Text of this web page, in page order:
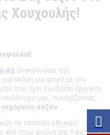
Χουχουλής!
ΑΣ ανακοινώνει την
για ακόμη μια φορά με τον
που έχει συνδέσει άρρηκτα
συλλόγου μας, συνεχίζοντας
σεζόν.
σε επίπεδο εθνικών
400 στον αγώνα της 14ης